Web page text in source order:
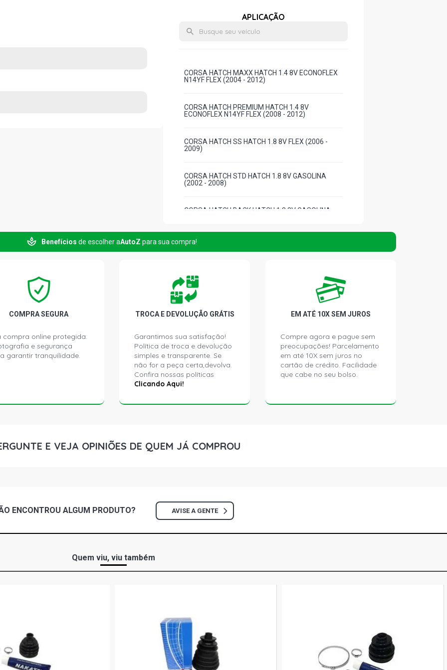
APLICAÇÃO
CORSA HATCH MAXX HATCH 1.4 8V ECONOFLEX
N14YF FLEX (2004 - 2012)
CORSA HATCH PREMIUM HATCH 1.4 8V
ECONOFLEX N14YF FLEX (2008 - 2012)
CORSA HATCH SS HATCH 1.8 8V FLEX (2006 -
2009)
CORSA HATCH STD HATCH 1.8 8V GASOLINA
(2002 - 2008)
CORSA HATCH BACK HATCH 1.8 8V GASOLINA
CORSA HATCH JOY HATCH 1.8 8V GASOLINA
(2005 - 2007)
CORSA HATCH MAXX HATCH 1.8 8V GASOLINA
(2004 - 2009)
CORSA HATCH PREMIUM HATCH 1.8 8V
GASOLINA (2005 - 2007)
CORSA SEDAN MAXX SEDAN 1.4 8V ECONOFLEX
N14YF FLEX (2004 - 2012)
CORSA SEDAN MAXX SEDAN 1.8 8V FLEXPOWER
MERIVA STD MINIVAN 1.8 16V GASOLINA (2003 -
MERIVA JOY MINIVAN 1.8 8V FLEXPOWER FLEX
MERIVA MAXX MINIVAN 1.8 8V FLEXPOWER FLEX
(2005 - 2008)
Benefícios de escolher aAutoZ para sua compra!
COMPRA SEGURA
compra online protegida.
e segurança
garantir tranquilidade.
TROCA E DEVOLUÇÃO GRÁTIS
Garantimos sua satisfação!
Política de troca e devolução
simples e transparente. Se
não for a peça certa,devolva.
Confira nossas políticas
Clicando Aqui!
EM ATÉ 10X SEM JUROS
Compre agora e pague sem
preocupações! Parcelamento
em até 10X sem juros no
cartão de crédito. Facilidade
que cabe no seu bolso.
E VEJA OPINIÕES DE QUEM JÁ COMPROU
ENCONTROU ALGUM PRODUTO? AVISE A GENTE
Quem viu, viu também